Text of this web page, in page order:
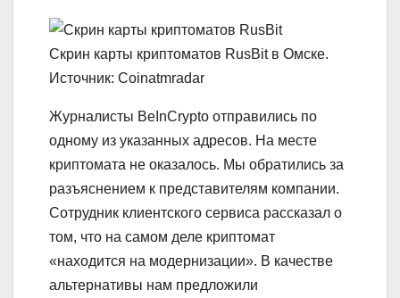
Скрин карты криптоматов RusBit в Омске.
Источник: Coinatmradar
Журналисты BeInCrypto отправились по
одному из указанных адресов. На месте
криптомата не оказалось. Мы обратились за
разъяснением к представителям компании.
Сотрудник клиентского сервиса рассказал о
том, что на самом деле криптомат
«находится на модернизации». В качестве
альтернативы нам предложили